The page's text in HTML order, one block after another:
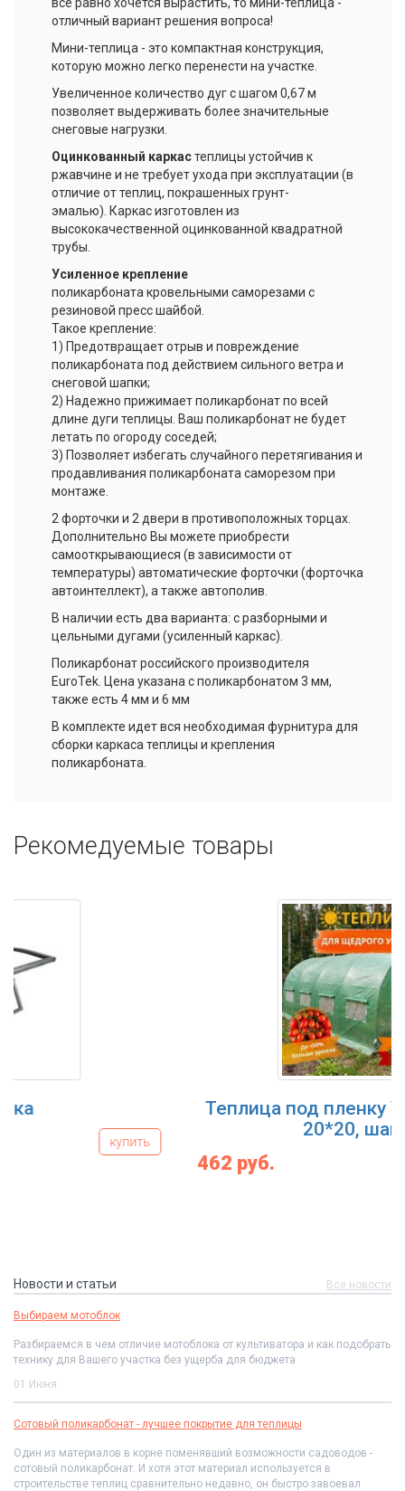
отличный вариант решения вопроса!
Мини-теплица - это компактная конструкция,
которую можно легко перенести на участке.
Увеличенное количество дуг с шагом 0,67 м
позволяет выдерживать более значительные
снеговые нагрузки.
Оцинкованный каркастеплицы устойчив к
ржавчине и не требует ухода при эксплуатации (в
отличие от теплиц, покрашенных грунт-
эмалью). Каркас изготовлен из
высококачественной оцинкованной квадратной
трубы.
Усиленное крепление
поликарбоната кровельными саморезами с
резиновой пресс шайбой.
Такое крепление:
1) Предотвращает отрыв и повреждение
поликарбоната под действием сильного ветра и
снеговой шапки;
2) Надежно прижимает поликарбонат по всей
длине дуги теплицы. Ваш поликарбонат не будет
летать по огороду соседей;
3) Позволяет избегать случайного перетягивания и
продавливания поликарбоната саморезом при
монтаже.
2 форточки и 2 двери в противоположных торцах.
Дополнительно Вы можете приобрести
самооткрывающиеся (в зависимости от
температуры) автоматические форточки (форточка
автоинтеллект), а также автополив.
В наличии есть два варианта: с разборными и
цельными дугами (усиленный каркас).
Поликарбонат российского производителя
EuroTek. Цена указана с поликарбонатом 3 мм,
также есть 4 мм и 6 мм
В комплекте идет вся необходимая фурнитура для
сборки каркаса теплицы и крепления
поликарбоната.
Рекомедуемые товары
Теплица под пленку Трио, 4 м (труба
20*20, шаг 1м)
462 руб.
Новости и статьи Все новости
Выбираем мотоблок
Разбираемся в чем отличие мотоблока от культиватора и как подобрать
технику для Вашего участка без ущерба для бюджета
01 Июня
Сотовый поликарбонат - лучшее покрытие для теплицы
Один из материалов в корне поменявший возможности садоводов -
сотовый поликарбонат. И хотя этот материал используется в
строительстве теплиц сравнительно недавно, он быстро завоевал